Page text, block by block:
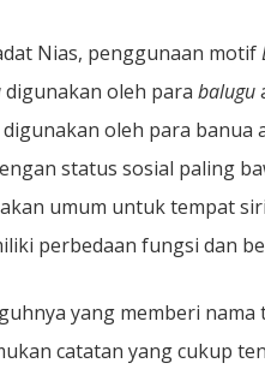
Nias, penggunaan motif
digunakan oleh para balugu
digunakan oleh para banua
status sosial paling
umum untuk tempat
perbedaan fungsi dan
yang memberi
catatan yang cukup